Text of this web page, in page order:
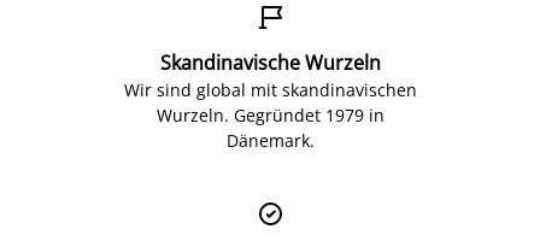

Skandinavische Wurzeln
Wir sind global mit skandinavischen
Wurzeln. Gegründet 1979 in
Dänemark.
